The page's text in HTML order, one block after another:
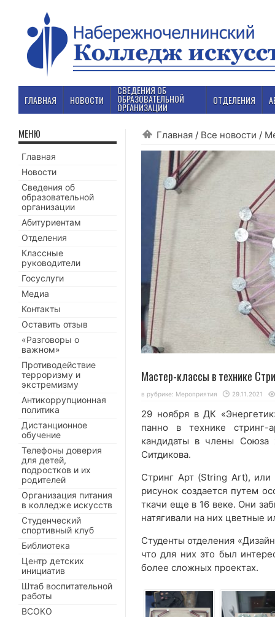
ГЛАВНАЯ НОВОСТИ
СВЕДЕНИЯ ОБ
ОБРАЗОВАТЕЛЬНОЙ
ОРГАНИЗАЦИИ
ОТДЕЛЕНИЯ
Главная / Все новости /
Мастер-классы в технике
в рубрике: Мероприятия 29.11.2021
29 ноября в ДК
панно в технике стринг-
кандидаты в члены Союза
Ситдикова.
Стринг Арт (String Art), или
рисунок создается путем
ткачи еще в 16 веке. Они
натягивали на них цветные
Студенты отделения
что для них это был
более сложных проектах.
МЕНЮ
Главная
Новости
Сведения об
образовательной
организации
Абитуриентам
Отделения
Классные
руководители
Госуслуги
Медиа
Контакты
Оставить отзыв
«Разговоры о
важном»
Противодействие
терроризму и
экстремизму
Антикоррупционная
политика
Дистанционное
обучение
Телефоны доверия
для детей,
подростков и их
родителей
Организация питания
в колледже искусств
Студенческий
спортивный клуб
Библиотека
Центр детских
инициатив
Штаб воспитательной
работы
ВСОКО